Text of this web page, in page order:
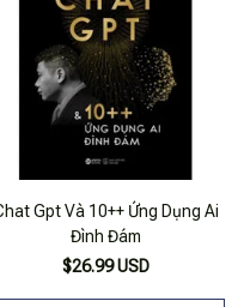
Gpt Và 10++ Ứng Dụng Ai
Đình Đám
$26.99 USD